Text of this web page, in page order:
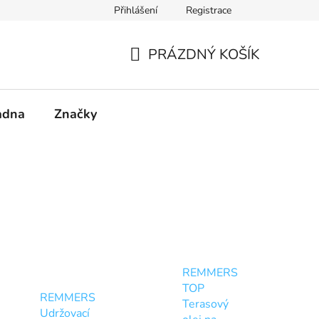
Přihlášení Registrace
PRÁZDNÝ KOŠÍK
Značky
REMMERS
Udržovací
REMMERS
TOP
Terasový